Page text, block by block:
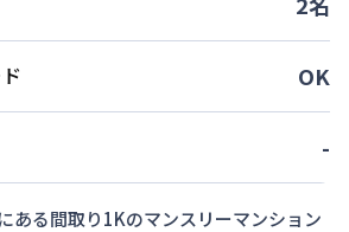
OK
-
ある間取り1Kのマンスリーマンション